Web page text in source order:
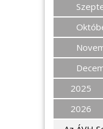
2025
2026